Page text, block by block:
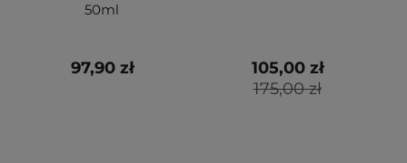
50ml
97,90 zł
175,00 zł
105,00 zł